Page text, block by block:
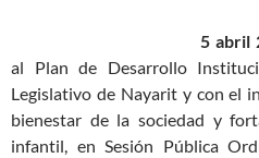
5 abril
al Plan de Desarrollo
Legislativo de Nayarit y con el
bienestar de la sociedad y
infantil, en Sesión Pública